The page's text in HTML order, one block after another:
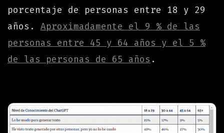
porcentaje de personas entre 18 y 29
años. Aproximadamente el 9 % de las
personas entre 45 y 64 años y el 5 %
de las personas de 65 años .